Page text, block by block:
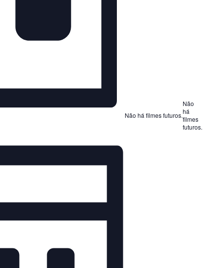
Não
há
filmes
futuros.
Não há filmes futuros.